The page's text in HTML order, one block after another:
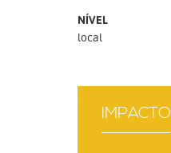
NÍVEL
local
IMPACTO